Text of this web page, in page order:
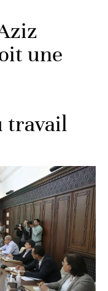
une
travail